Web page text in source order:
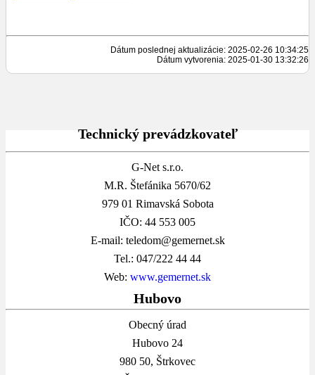
Dátum poslednej aktualizácie: 2025-02-26 10:34:25
Dátum vytvorenia: 2025-01-30 13:32:26
Technický prevádzkovateľ
G-Net s.r.o.
M.R. Štefánika 5670/62
979 01 Rimavská Sobota
IČO: 44 553 005
E-mail: teledom@gemernet.sk
Tel.: 047/222 44 44
Web: www.gemernet.sk
Hubovo
Obecný úrad
Hubovo 24
980 50, Štrkovec